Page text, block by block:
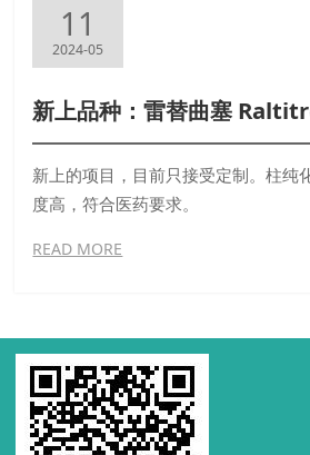
11
2024-05
新上品种：雷替曲塞
新上的项目，目前只接受定制。柱纯
度高，符合医药要求。
READ MORE